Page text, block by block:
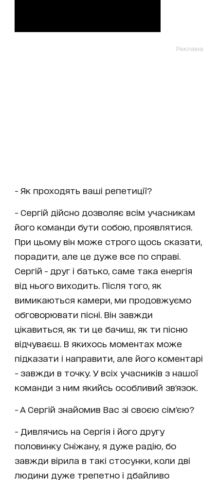
Реклама
- Як проходять ваші репетиції?
- Сергій дійсно дозволяє всім учасникам
його команди бути собою, проявлятися.
При цьому він може строго щось сказати,
порадити, але це дуже все по справі.
Сергій - друг і батько, саме така енергія
від нього виходить. Після того, як
вимикаються камери, ми продовжуємо
обговорювати пісні. Він завжди
цікавиться, як ти це бачиш, як ти пісню
відчуваєш. В якихось моментах може
підказати і направити, але його коментарі
- завжди в точку. У всіх учасників з нашої
команди з ним якийсь особливий зв'язок.
- А Сергій знайомив Вас зі своєю сім'єю?
- Дивлячись на Сергія і його другу
половинку Сніжану, я дуже радію, бо
завжди вірила в такі стосунки, коли дві
людини дуже трепетно ​​і дбайливо